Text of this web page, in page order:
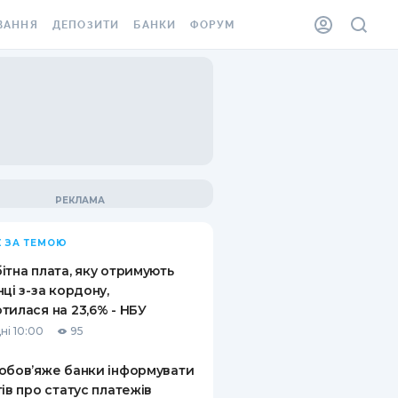
ВІНЬЄТКА
ВІД
ВИПАДКІВ
ДЕПОЗИТИ
ПИТАННЯ ТА ВІДПОВІДІ
ПУТІВНИКИ ПО
ЗАОЩАДЖЕННЯМ
БАНКИ ФОРУМ
ЗА ТЕМОЮ
плата, яку отримують
з-за кордону,
на 23,6% - НБУ
10:00 95
банки інформувати
про статус платежів